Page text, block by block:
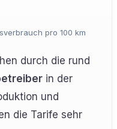
pro 100 km
durch die rund
in der
und
die Tarife sehr